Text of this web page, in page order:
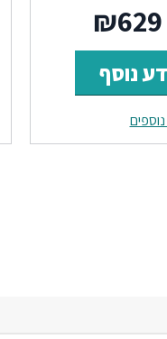
המחיר
המקורי
היה:
₪1120.
₪629
הנוכחי
הוא:
₪629.
נוסף